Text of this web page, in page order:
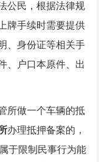
公民，根据法律规
牌手续时需要提供
、身份证等相关手
、户口本原件、出
所做一个车辆的抵
办理抵押备案的，
于限制民事行为能